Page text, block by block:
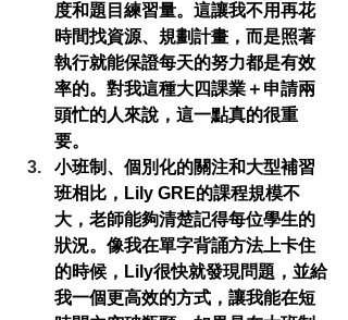
度和題目練習量。這讓我不用再花
時間找資源、規劃計畫，而是照著
執行就能保證每天的努力都是有效
率的。對我這種大四課業＋申請兩
頭忙的人來說，這一點真的很重
要。
小班制、個別化的關注和大型補習
班相比，Lily GRE的課程規模不
大，老師能夠清楚記得每位學生的
狀況。像我在單字背誦方法上卡住
的時候，Lily很快就發現問題，並給
我一個更高效的方式，讓我能在短